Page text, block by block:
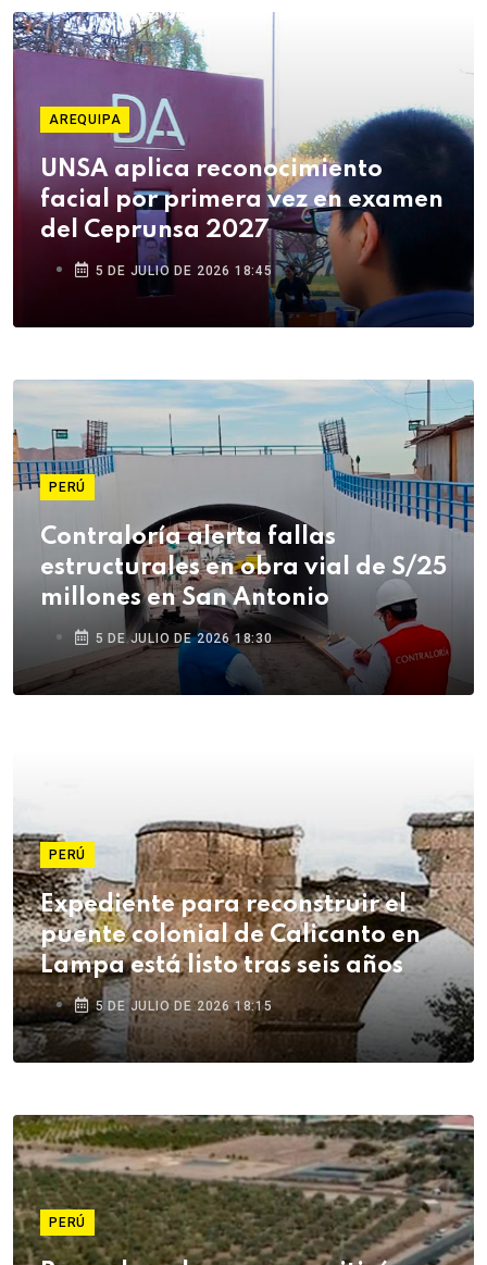
AREQUIPA
UNSA aplica reconocimiento
facial por primera vez en examen
del Ceprunsa 2027
5 DE JULIO DE 2026 18:45
PERÚ
Contraloría alerta fallas
estructurales en obra vial de S/25
millones en San Antonio
5 DE JULIO DE 2026 18:30
PERÚ
Expediente para reconstruir el
puente colonial de Calicanto en
Lampa está listo tras seis años
5 DE JULIO DE 2026 18:15
PERÚ